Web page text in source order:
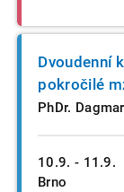
10.9. - 11.9.
Brno
Dvoudenní
pokročilé
PhDr.